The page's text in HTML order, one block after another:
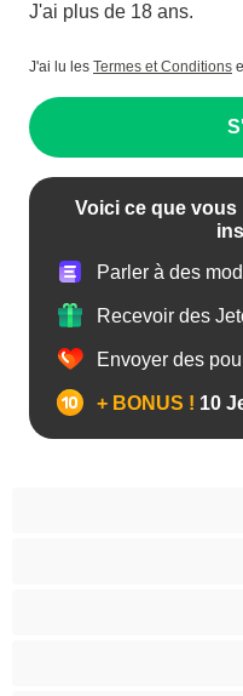
J'ai plus de 18 ans.
J'ai lu les Termes et Conditions
Voici ce que
Parler à des
Recevoir des
Envoyer des
+ BONUS ! 10